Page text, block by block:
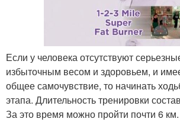
Если у человека отсутствуют
избыточным весом и здоровьем, и
общее самочувствие, то начинать
этапа. Длительность тренировки
За это время можно пройти почти 6 км.